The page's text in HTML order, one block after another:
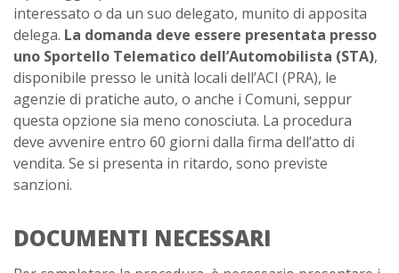
interessato o da un suo delegato, munito di apposita
delega. La domanda deve essere presentata presso
uno Sportello Telematico dell’Automobilista (STA),
disponibile presso le unità locali dell’ACI (PRA), le
agenzie di pratiche auto, o anche i Comuni, seppur
questa opzione sia meno conosciuta. La procedura
deve avvenire entro 60 giorni dalla firma dell’atto di
vendita. Se si presenta in ritardo, sono previste
sanzioni.
DOCUMENTI NECESSARI